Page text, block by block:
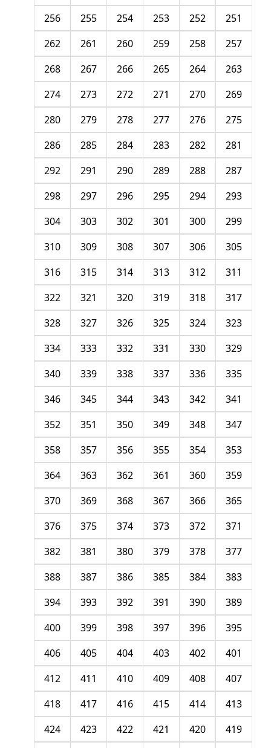
251
252
253
254
255
256
257
258
259
260
261
262
263
264
265
266
267
268
269
270
271
272
273
274
275
276
277
278
279
280
281
282
283
284
285
286
287
288
289
290
291
292
293
294
295
296
297
298
299
300
301
302
303
304
305
306
307
308
309
310
311
312
313
314
315
316
317
318
319
320
321
322
323
324
325
326
327
328
329
330
331
332
333
334
335
336
337
338
339
340
341
342
343
344
345
346
347
348
349
350
351
352
353
354
355
356
357
358
359
360
361
362
363
364
365
366
367
368
369
370
371
372
373
374
375
376
377
378
379
380
381
382
383
384
385
386
387
388
389
390
391
392
393
394
395
396
397
398
399
400
401
402
403
404
405
406
407
408
409
410
411
412
413
414
415
416
417
418
419
420
421
422
423
424